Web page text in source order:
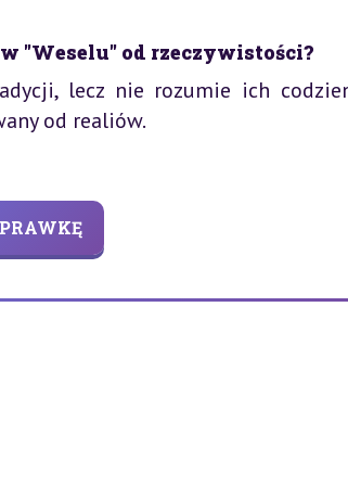
"Weselu" od rzeczywistości?
lecz nie rozumie ich
od realiów.